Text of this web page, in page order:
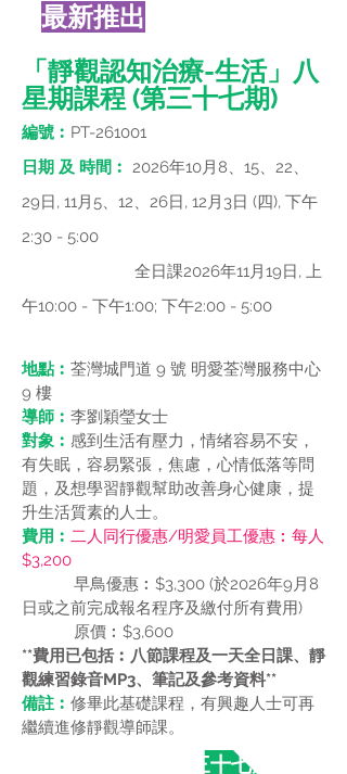
最新推出
「靜觀認知治療-生活」八
星期課程 (第三十七期)
編號︰ PT-261001
日期 及 時間︰ 2026年10月8、15、22、
29日, 11月5、12、26日, 12月3日 (四), 下午
2:30 - 5:00
全日課2026年11月19日, 上
午10:00 - 下午1:00; 下午2:00 - 5:00
地點︰ 荃灣城門道 9 號 明愛荃灣服務中心
9 樓
導師︰ 李劉穎瑩女士
對象︰ 感到生活有壓力，情绪容易不安，
有失眠，容易緊張，焦慮，心情低落等問
題，及想學習靜觀幫助改善身心健康，提
升生活質素的人士。
費用︰ 二人同行優惠​/明愛員工優惠 ︰每人
$3,200
早鳥優惠︰$3,300 (於2026年9月8
日或之前完成報名程序及繳付所有費用)
原價︰$3,600
**費用已包括︰八節課程及一天全日課、靜
觀練習錄音MP3、筆記及參考資料**
備註︰ 修畢此基礎課程，有興趣人士可再
繼續進修靜觀導師課。
立即報名第三十七期